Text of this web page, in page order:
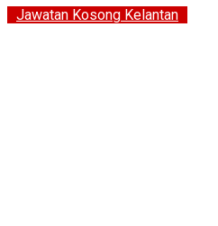
Jawatan Kosong Kelantan